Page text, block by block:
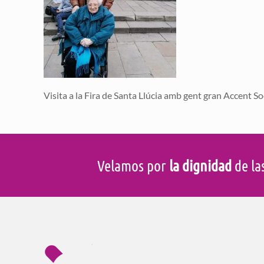
Visita a la Fira de Santa Llúcia amb gent gran Accent
Velamos por la dignidadde